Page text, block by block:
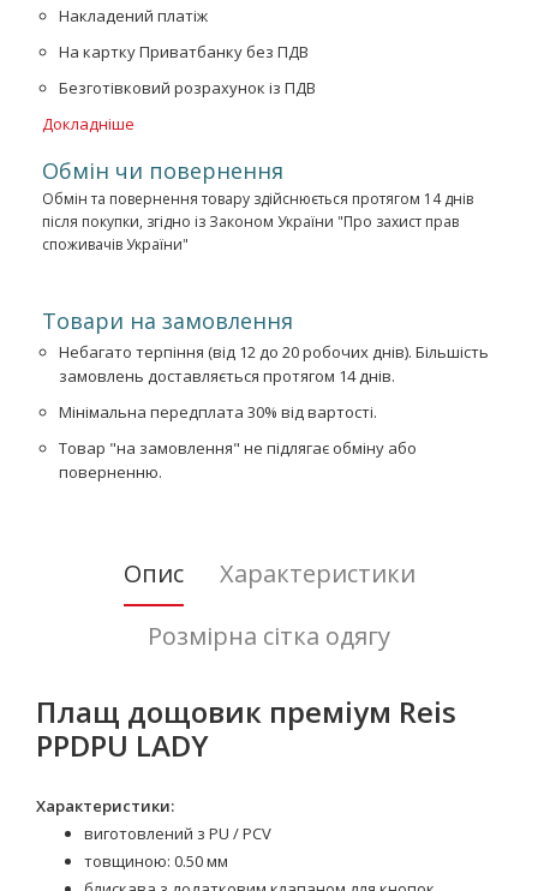
Накладений платіж
На картку Приватбанку без ПДВ
Безготівковий розрахунок із ПДВ
Докладніше
Обмін чи повернення
Обмін та повернення товару здійснюється протягом 14 днів
після покупки, згідно із Законом України "Про захист прав
споживачів України"
Товари на замовлення
Небагато терпіння (від 12 до 20 робочих днів). Більшість
замовлень доставляється протягом 14 днів.
Мінімальна передплата 30% від вартості.
Товар "на замовлення" не підлягає обміну або
поверненню.
Опис
Характеристики
Розмірна сітка одягу
Плащ дощовик преміум Reis
PPDPU LADY
Характеристики:
виготовлений з PU / PCV
товщиною: 0.50 мм